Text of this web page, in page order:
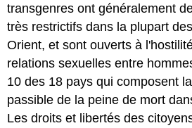
transgenres ont généralement
très restrictifs dans la plupart
Orient, et sont ouverts à
relations sexuelles entre
10 des 18 pays qui composent
passible de la peine de mort
Les droits et libertés des